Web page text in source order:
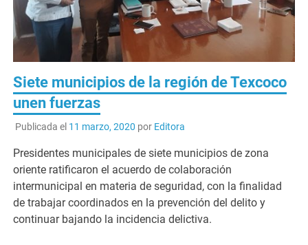
Siete municipios de la región de Texcoco
unen fuerzas
Publicada el 11 marzo, 2020 por Editora
Presidentes municipales de siete municipios de zona
oriente ratificaron el acuerdo de colaboración
intermunicipal en materia de seguridad, con la finalidad
de trabajar coordinados en la prevención del delito y
continuar bajando la incidencia delictiva.